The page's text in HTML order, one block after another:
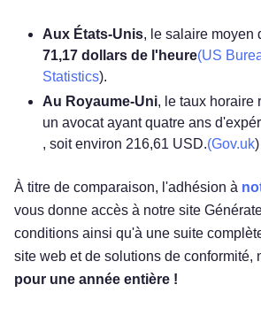
Aux États-Unis, le salaire moyen
71,17 dollars de l'heure(US
Statistics).
Au Royaume-Uni, le taux horaire
un avocat ayant quatre ans
, soit environ 216,61 USD.(Gov.uk)
À titre de comparaison, l'adhésion à
vous donne accès à notre site
conditions ainsi qu'à une suite
site web et de solutions de conformité,
pour une année entière !